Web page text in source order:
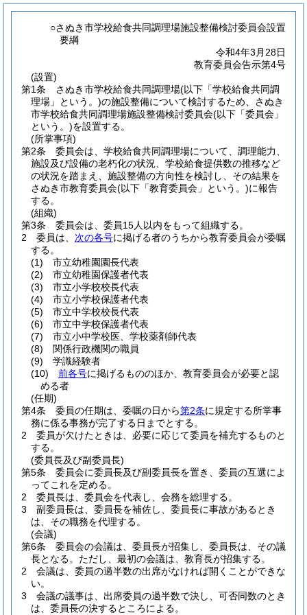
○さぬき市学校給食共同調理場施設整備検討委員会設置
要綱
令和4年3月28日
教育委員会告示第4号
(設置)
第1条
さぬき市学校給食共同調理場(以下「学校給食共同調
理場」という。)の施設整備について検討するため、さぬき
市学校給食共同調理場施設整備検討委員会(以下「委員会」
という。)を設置する。
(所掌事項)
第2条
委員会は、学校給食共同調理場について、調理能力、
施設及び設備の老朽化の状況、学校給食提供数の推移など
の状況を踏まえ、施設整備の方向性を検討し、その結果を
さぬき市教育委員会(以下「教育委員会」という。)に報告
する。
(組織)
第3条
委員会は、委員15人以内をもって組織する。
2
委員は、 次の各号に掲げる者のうちから教育委員会が委嘱
する。
(1)
市立幼稚園園長代表
(2)
市立幼稚園保護者代表
(3)
市立小学校校長代表
(4)
市立小学校保護者代表
(5)
市立中学校校長代表
(6)
市立中学校保護者代表
(7)
市立小中学校医、学校薬剤師代表
(8)
関係行政機関の職員
(9)
学識経験者
(10)
前各号に掲げるもののほか、教育委員会が必要と認
める者
(任期)
第4条
委員の任期は、委嘱の日から第2条に規定する所掌事
務に係る事務が完了する日までとする。
2
委員が欠けたときは、必要に応じて委員を補充するものと
する。
(委員長及び副委員長)
第5条
委員会に委員長及び副委員長を置き、委員の互選によ
ってこれを定める。
2
委員長は、委員会を代表し、会務を総理する。
3
副委員長は、委員長を補佐し、委員長に事故があるとき
は、その職務を代理する。
(会議)
第6条
委員会の会議は、委員長が招集し、委員長は、その議
長となる。 ただし、最初の会議は、教育長が招集する。
2
会議は、委員の過半数の出席がなければ開くことができな
い。
3
会議の議事は、出席委員の過半数で決し、可否同数のとき
は、委員長の決するところによる。